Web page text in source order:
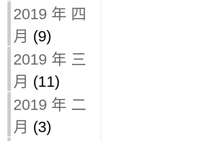
2019 年 四
月 (9)
2019 年 三
月 (11)
2019 年 二
月 (3)